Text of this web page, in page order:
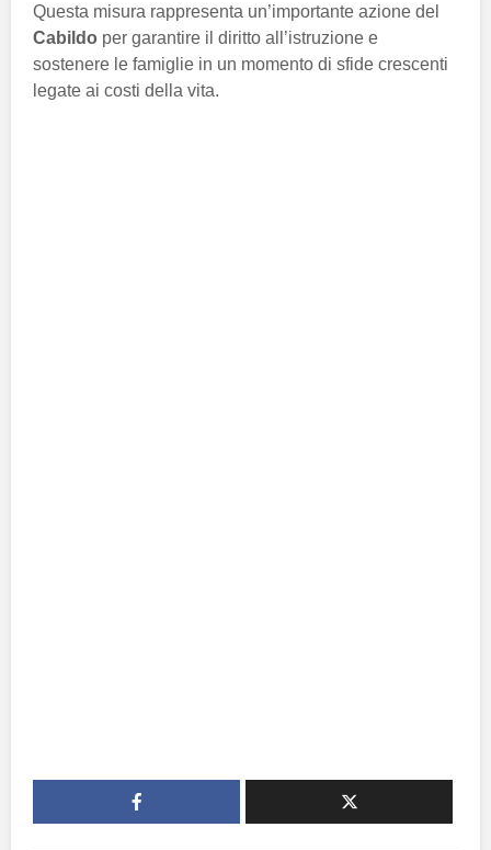
Questa misura rappresenta un’importante azione del
Cabildo per garantire il diritto all’istruzione e
sostenere le famiglie in un momento di sfide crescenti
legate ai costi della vita.